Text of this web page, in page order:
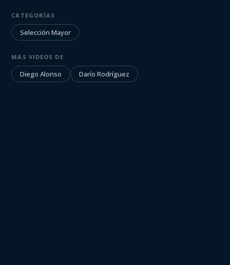
CATEGORÍAS
Selección Mayor
MÁS VIDEOS DE
Diego Alonso Darío Rodríguez